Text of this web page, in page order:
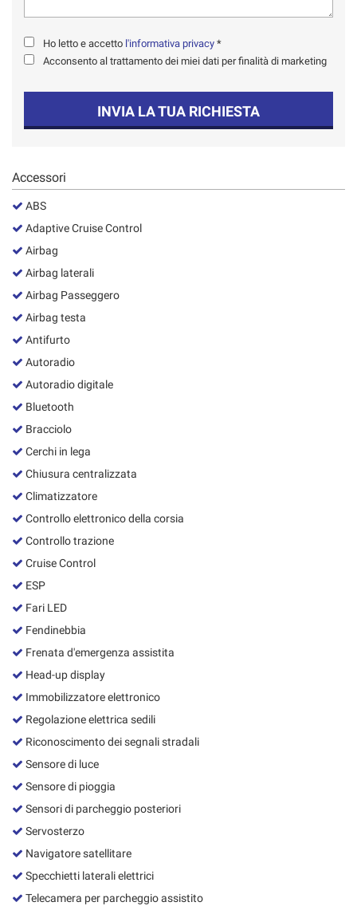
Ho letto e accetto l'informativa privacy *
Acconsento al trattamento dei miei dati per finalità di marketing
INVIA LA TUA RICHIESTA
Accessori
ABS
Adaptive Cruise Control
Airbag
Airbag laterali
Airbag Passeggero
Airbag testa
Antifurto
Autoradio
Autoradio digitale
Bluetooth
Bracciolo
Cerchi in lega
Chiusura centralizzata
Climatizzatore
Controllo elettronico della corsia
Controllo trazione
Cruise Control
ESP
Fari LED
Fendinebbia
Frenata d'emergenza assistita
Head-up display
Immobilizzatore elettronico
Regolazione elettrica sedili
Riconoscimento dei segnali stradali
Sensore di luce
Sensore di pioggia
Sensori di parcheggio posteriori
Servosterzo
Navigatore satellitare
Specchietti laterali elettrici
Telecamera per parcheggio assistito